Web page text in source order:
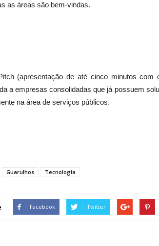
as áreas são bem-vindas.
(apresentação de até cinco minutos
a empresas consolidadas que já possuem
na área de serviços públicos.
Guarulhos Tecnologia
Facebook Twitter